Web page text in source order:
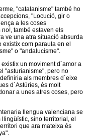
"catalanisme" també ho
"Locució, gir o
a les coses
també estaven els
ve una atra situació absurda
com paraula en el
o "andalucisme".
un moviment d´amor a
"asturianisme", pero no
als membres d´eixe
d´Astúries, és molt
a unes atres coses, pero
llengua valenciana se
sino territorial, el
que ara mateixa és